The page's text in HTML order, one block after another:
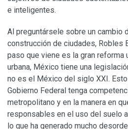
e inteligentes.
Al preguntársele sobre un cambio
construcción de ciudades, Robles
paso que viene es la gran reforma
urbana, México tiene una
no es el México del siglo XXI.
Gobierno Federal tenga
metropolitano y en la manera en
responsables en el uso del suelo
lo que ha generado mucho